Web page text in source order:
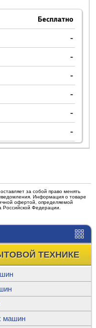
ТЕХНИКЕ
машин
Бесплатно
-
-
-
-
-
-
за собой право менять
Информация о товаре
офертой, определяемой
Российской Федерации.